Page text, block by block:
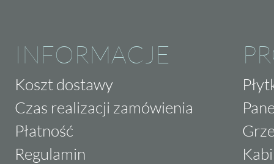
INFORMACJE
Koszt dostawy
Czas realizacji zamówienia
Płatność
Regulamin